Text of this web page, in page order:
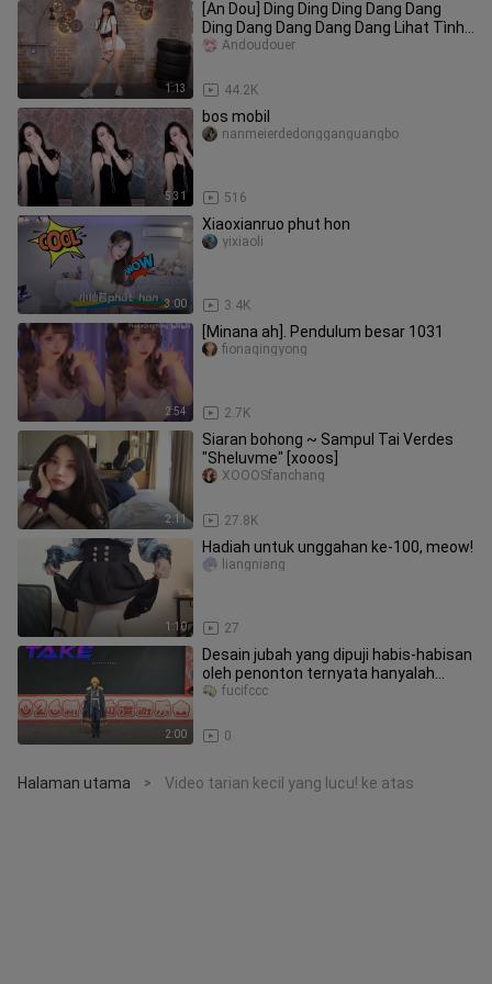
1:13
[An Dou] Ding Ding Ding Dang Dang
Ding Dang Dang Dang Dang Lihat Tình
~
44.2K
Andoudouer
5:31
bos mobil
516
nanmeierdedongganguangbo
3:00
Xiaoxianruo phut hon
3.4K
yixiaoli
2:54
[Minana ah]. Pendulum besar 1031
2.7K
fionaqingyong
2:11
Siaran bohong ~ Sampul Tai Verdes
"Sheluvme" [xooos]
27.8K
XOOOSfanchang
1:10
Hadiah untuk unggahan ke-100, meow!
27
liangniang
2:00
Desain jubah yang dipuji habis-habisan
oleh penonton ternyata hanyalah
sebuah kesalahan!
0
fucifccc
Halaman utama > Video tarian kecil yang lucu! ke atas